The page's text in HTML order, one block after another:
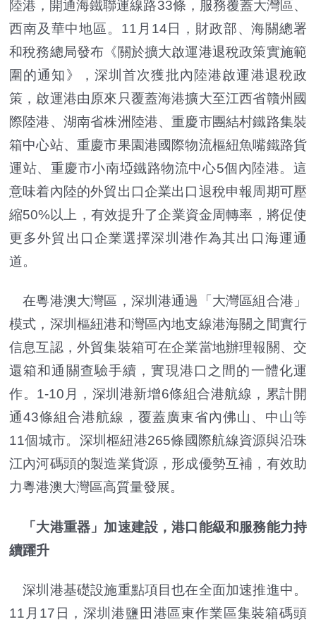
陸港，開通海鐵聯運線路33條，服務覆蓋大灣區、
西南及華中地區。11月14日，財政部、海關總署
和稅務總局發布《關於擴大啟運港退稅政策實施範
圍的通知》，深圳首次獲批內陸港啟運港退稅政
策，啟運港由原來只覆蓋海港擴大至江西省贛州國
際陸港、湖南省株洲陸港、重慶市團結村鐵路集裝
箱中心站、重慶市果園港國際物流樞紐魚嘴鐵路貨
運站、重慶市小南埡鐵路物流中心5個內陸港。這
意味着內陸的外貿出口企業出口退稅申報周期可壓
縮50%以上，有效提升了企業資金周轉率，將促使
更多外貿出口企業選擇深圳港作為其出口海運通
道。
在粵港澳大灣區，深圳港通過「大灣區組合港」
模式，深圳樞紐港和灣區內地支線港海關之間實行
信息互認，外貿集裝箱可在企業當地辦理報關、交
還箱和通關查驗手續，實現港口之間的一體化運
作。1-10月，深圳港新增6條組合港航線，累計開
通43條組合港航線，覆蓋廣東省內佛山、中山等
11個城市。深圳樞紐港265條國際航線資源與沿珠
江內河碼頭的製造業貨源，形成優勢互補，有效助
力粵港澳大灣區高質量發展。
「大港重器」加速建設，港口能級和服務能力持
續躍升
深圳港基礎設施重點項目也在全面加速推進中。
11月17日，深圳港鹽田港區東作業區集裝箱碼頭